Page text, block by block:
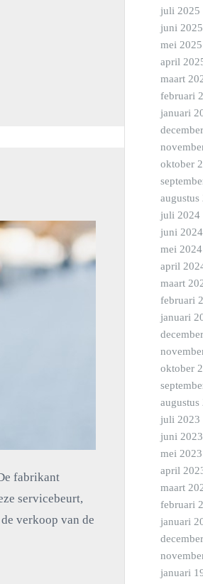
fabrikant
servicebeurt,
verkoop van de
juli 2025
juni 2025
mei 2025
april
maart
februari
januari
oktober
augustus
juli 2024
juni 2024
mei 2024
april
maart
februari
januari
oktober
augustus
juli 2023
juni 2023
mei 2023
april
maart
februari
januari
januari